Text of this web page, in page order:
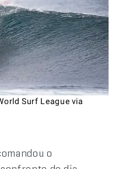
Surf League via
o